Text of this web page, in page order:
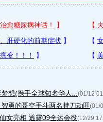
想(携手全球知名华人... (01/12
勇的哥空手斗两名持刀劫匪(01/
女亮相 透露09全运会役(12/29